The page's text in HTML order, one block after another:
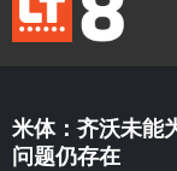
米体：齐沃未能
问题仍存在